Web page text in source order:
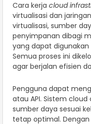
Cara kerja cloud
virtualisasi dan
virtualisasi, sumber
penyimpanan dibagi
yang dapat digunakan
Semua proses ini
agar berjalan efisien
Pengguna dapat
atau API. Sistem
sumber daya sesuai
tetap optimal. Dengan